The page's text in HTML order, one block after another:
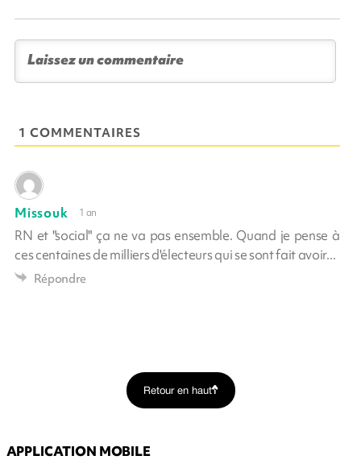
1 COMMENTAIRES
Missouk 1 an
RN et "social" ça ne va pas ensemble. Quand je pense à
ces centaines de milliers d'électeurs qui se sont fait avoir...
Répondre
Retour en haut
APPLICATION MOBILE